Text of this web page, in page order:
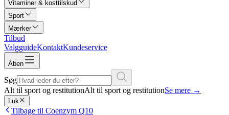
Vitaminer & kosttilskud
Sport
Mærker
Tilbud
ValgguideKontaktKundeservice
Åben
Søg
Alt til sport og restitutionAlt til sport og restitutionSe mere →
Luk
Tilbage til Coenzym Q10